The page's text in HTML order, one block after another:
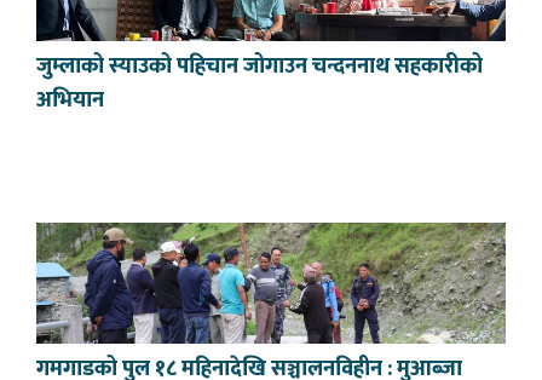
जुम्लाको स्याउको पहिचान जोगाउन चन्दननाथ सहकारीको
अभियान
गमगाडको पुल १८ महिनादेखि सञ्चालनविहीन : मुआब्जा